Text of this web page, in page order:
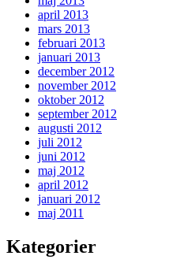
april 2013
mars 2013
februari 2013
januari 2013
december 2012
november 2012
oktober 2012
september 2012
augusti 2012
juli 2012
juni 2012
maj 2012
april 2012
januari 2012
maj 2011
Kategorier